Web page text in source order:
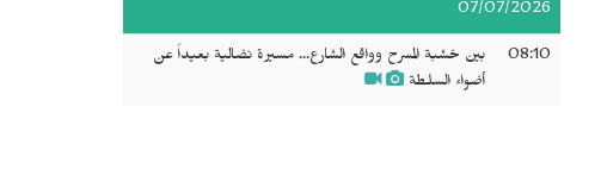
07/07/2026
08:10
بين خشبة المسرح وواقع الشارع... مسيرة نضالية بعيداً عن
أضواء السلطة